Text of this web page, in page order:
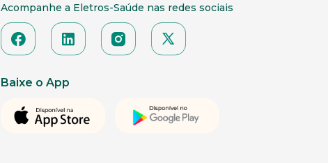
Acompanhe a Eletros-Saúde nas redes sociais
Baixe o App